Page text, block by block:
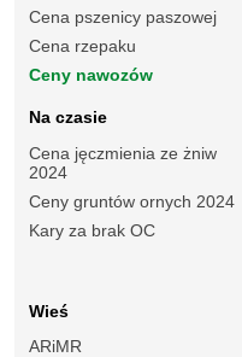
Cena pszenicy paszowej
Cena rzepaku
Ceny nawozów
Na czasie
Cena jęczmienia ze żniw
2024
Ceny gruntów ornych 2024
Kary za brak OC
Wieś
ARiMR